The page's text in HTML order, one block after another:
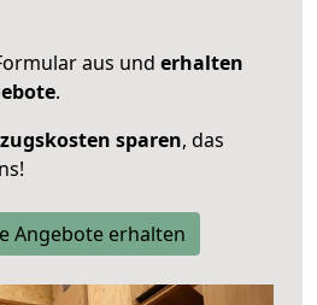
aus und erhalten
.
sparen, das
Angebote erhalten